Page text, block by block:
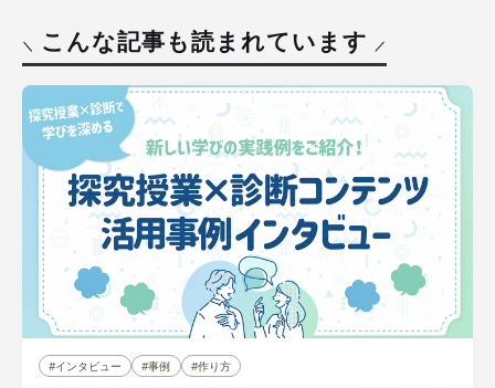
こんな記事も読まれています
#インタビュー #事例 #作り方